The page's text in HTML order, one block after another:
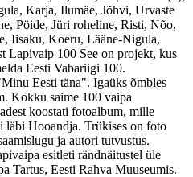
Karja, Ilumäe, Jõhvi, Urvaste
Pöide, Jüri roheline, Risti, Nõo,
Iisaku, Koeru, Lääne-Nigula,
Lapivaip 100 See on projekt, kus
Eesti Vabariigi 100.
Eesti täna". Igaüks õmbles
Kokku saime 100 vaipa
koostati fotoalbum, mille
läbi Hooandja. Trükises on foto
ja autori tutvustus.
esitleti rändnäitustel üle
Tartus, Eesti Rahva Muuseumis.